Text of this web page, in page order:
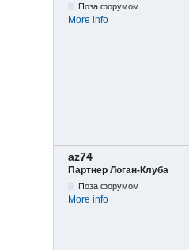
Поза форумом
More info
az74
Партнер Логан-Клуба
Поза форумом
More info